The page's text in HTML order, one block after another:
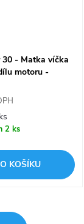
30 - Matka víčka
motoru -
2 ks
KOŠÍKU